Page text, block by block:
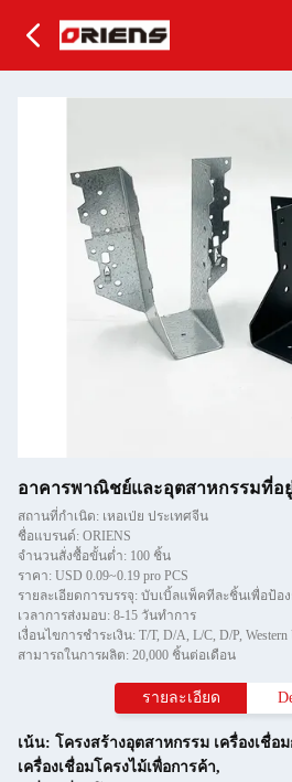
อาคารพาณิชย์และอุตสาหกรรมที่อ
สถานที่กำเนิด: เหอเป่ย ประเทศจีน
ชื่อแบรนด์: ORIENS
จำนวนสั่งซื้อขั้นต่ำ: 100 ชิ้น
ราคา: USD 0.09~0.19 pro PCS
เวลาการส่งมอบ: 8-15 วันทำการ
เงื่อนไขการชำระเงิน: T/T, D/A, L/C, D/P,
สามารถในการผลิต: 20,000 ชิ้นต่อเดือน
รายละเอียด
เน้น: โครงสร้างอุตสาหกรรม เครื่องเชื่อ
เครื่องเชื่อมโครงไม้เพื่อการค้า,